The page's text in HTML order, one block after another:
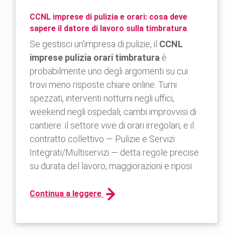
CCNL imprese di pulizia e orari: cosa deve
sapere il datore di lavoro sulla timbratura
Se gestisci un'impresa di pulizie, il CCNL
imprese pulizia orari timbratura è
probabilmente uno degli argomenti su cui
trovi meno risposte chiare online. Turni
spezzati, interventi notturni negli uffici,
weekend negli ospedali, cambi improvvisi di
cantiere: il settore vive di orari irregolari, e il
contratto collettivo — Pulizie e Servizi
Integrati/Multiservizi — detta regole precise
su durata del lavoro, maggiorazioni e riposi
Continua a leggere